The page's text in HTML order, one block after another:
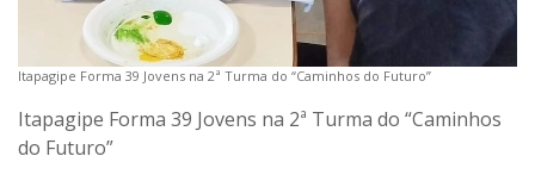
Itapagipe Forma 39 Jovens na 2ª Turma do “Caminhos do Futuro”
Itapagipe Forma 39 Jovens na 2ª Turma do “Caminhos
do Futuro”